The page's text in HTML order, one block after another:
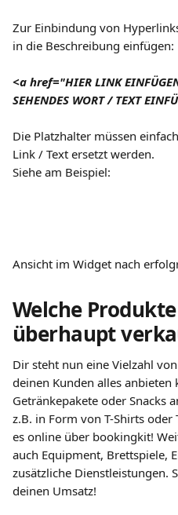
Zur Einbindung von
in die Beschreibung einfügen:
<a href="HIER LINK
SEHENDES WORT / TEXT
Die Platzhalter müssen
Link / Text ersetzt werden.
Siehe am Beispiel:
Ansicht im Widget nach
Welche
überhaupt
Dir steht nun eine Vielzahl
deinen Kunden alles anbieten
Getränkepakete oder Snacks
z.B. in Form von T-Shirts
es online über bookingkit!
auch Equipment, Brettspiele,
zusätzliche Dienstleistungen.
deinen Umsatz!